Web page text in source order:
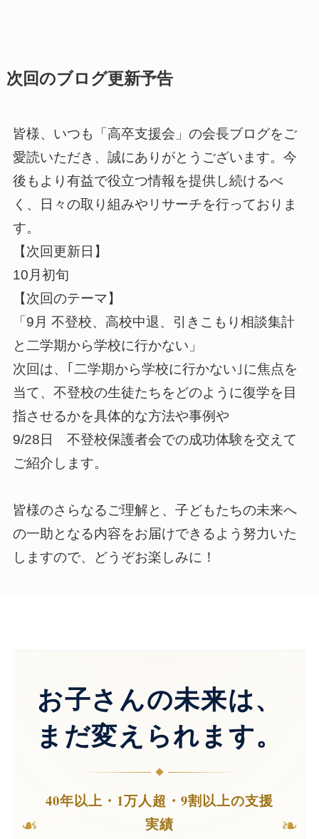
次回のブログ更新予告
皆様、いつも「高卒支援会」の会長ブログをご
愛読いただき、誠にありがとうございます。今
後もより有益で役立つ情報を提供し続けるべ
く、日々の取り組みやリサーチを行っておりま
す。
【次回更新日】
10月初旬
【次回のテーマ】
「9月 不登校、高校中退、引きこもり相談集計
と二学期から学校に行かない」
次回は、｢二学期から学校に行かない｣に焦点を
当て、不登校の生徒たちをどのように復学を目
指させるかを具体的な方法や事例や
9/28日 不登校保護者会での成功体験を交えて
ご紹介します。
皆様のさらなるご理解と、子どもたちの未来へ
の一助となる内容をお届けできるよう努力いた
しますので、どうぞお楽しみに！
お子さんの未来は、
まだ変えられます。
❧
40年以上・1万人超・9割以上の支援
実績
❧